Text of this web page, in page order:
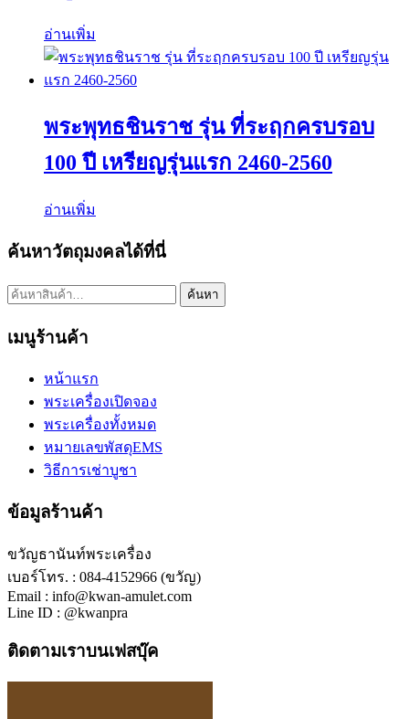
อ่านเพิ่ม
พระพุทธชินราช รุ่น ที่ระฤกครบรอบ
100 ปี เหรียญรุ่นแรก 2460-2560
อ่านเพิ่ม
ค้นหาวัตถุมงคลได้ที่นี่
ค้นหา: ค้นหา
เมนูร้านค้า
หน้าแรก
พระเครื่องเปิดจอง
พระเครื่องทั้งหมด
หมายเลขพัสดุEMS
วิธีการเช่าบูชา
ข้อมูลร้านค้า
ขวัญธานันท์พระเครื่อง
เบอร์โทร. : 084-4152966 (ขวัญ)
Email : info@kwan-amulet.com
Line ID : @kwanpra
ติดตามเราบนเฟสบุ๊ค